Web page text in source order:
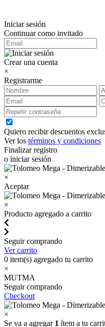
Iniciar sesión
Continuar como invitado
Crear una cuenta
×
Registrarme
Quiero recibir descuentos
Ver los términos y condiciones
Finalizar registro
o iniciar sesión
×
Aceptar
×
Producto agregado a carrito
Seguir comprando
Ver carrito
0 item(s) agregado tu carrito
×
MUTMA
Seguir comprando
Checkout
×
Se va a agregar 1 ítem a tu